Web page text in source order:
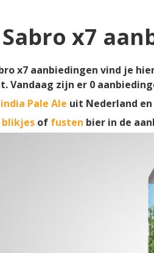
x7
x7 aanbiedingen vind je
Vandaag zijn er 0
india Pale Ale uit Nederland
blikjes of fusten bier in de